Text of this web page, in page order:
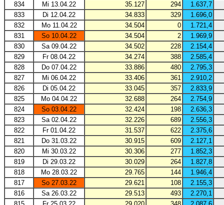
834
Mi 13.04.22 35.127 294
1.637,7
833
Di 12.04.22 34.833 329
1.696,0
832
Mo 11.04.22 34.504 0
1.721,4
831
So 10.04.22 34.504 2
1.969,9
830
Sa 09.04.22 34.502 228
2.154,4
829
Fr 08.04.22 34.274 388
2.585,4
828
Do 07.04.22 33.886 480
2.795,3
827
Mi 06.04.22 33.406 361
2.910,2
826
Di 05.04.22 33.045 357
2.833,9
825
Mo 04.04.22 32.688 264
2.754,9
824
So 03.04.22 32.424 198
2.636,3
823
Sa 02.04.22 32.226 689
2.556,3
822
Fr 01.04.22 31.537 622
2.375,6
821
Do 31.03.22 30.915 609
2.127,1
820
Mi 30.03.22 30.306 277
1.852,3
819
Di 29.03.22 30.029 264
1.827,8
818
Mo 28.03.22 29.765 144
1.946,4
817
So 27.03.22 29.621 108
2.155,3
816
Sa 26.03.22 29.513 493
2.270,1